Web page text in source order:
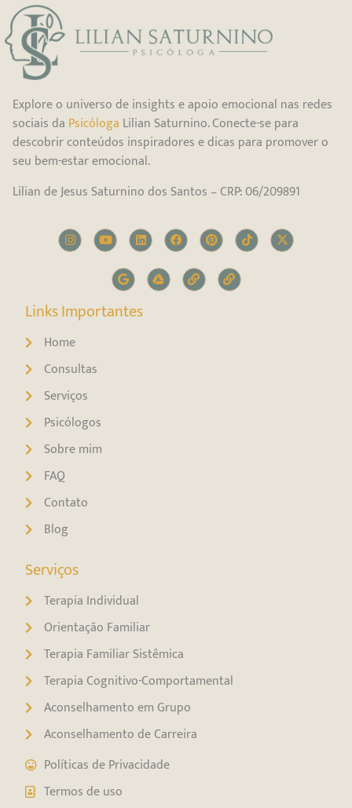
Explore o universo de insights e apoio emocional nas redes
sociais da Psicóloga Lilian Saturnino. Conecte-se para
descobrir conteúdos inspiradores e dicas para promover o
seu bem-estar emocional.
Lilian de Jesus Saturnino dos Santos – CRP: 06/209891
Links Importantes
Home
Consultas
Serviços
Psicólogos
Sobre mim
FAQ
Contato
Blog
Serviços
Terapia Individual
Orientação Familiar
Terapia Familiar Sistêmica
Terapia Cognitivo-Comportamental
Aconselhamento em Grupo
Aconselhamento de Carreira
Políticas de Privacidade
Termos de uso